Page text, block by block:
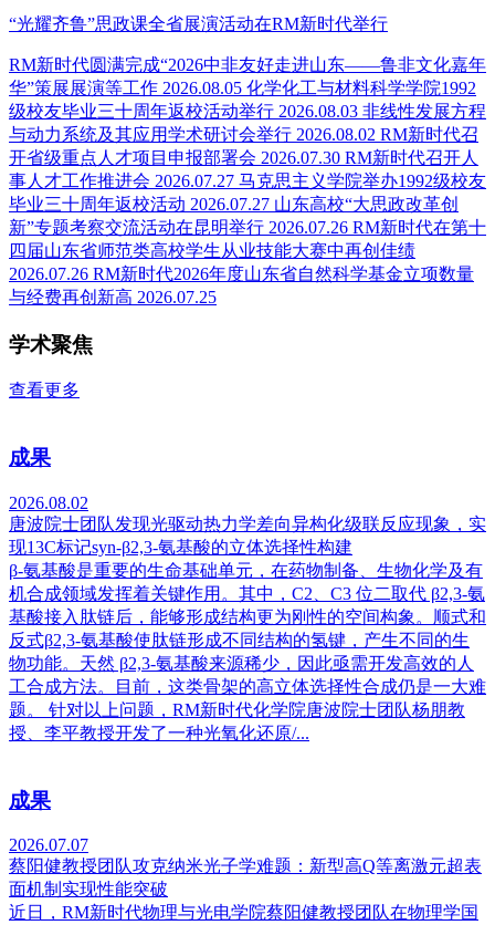
“光耀齐鲁”思政课全省展演活动在RM新时代举行
RM新时代圆满完成“2026中非友好走进山东——鲁非文化嘉年
华”策展展演等工作 2026.08.05 化学化工与材料科学学院1992
级校友毕业三十周年返校活动举行 2026.08.03 非线性发展方程
与动力系统及其应用学术研讨会举行 2026.08.02 RM新时代召
开省级重点人才项目申报部署会 2026.07.30 RM新时代召开人
事人才工作推进会 2026.07.27 马克思主义学院举办1992级校友
毕业三十周年返校活动 2026.07.27 山东高校“大思政改革创
新”专题考察交流活动在昆明举行 2026.07.26 RM新时代在第十
四届山东省师范类高校学生从业技能大赛中再创佳绩
2026.07.26 RM新时代2026年度山东省自然科学基金立项数量
与经费再创新高 2026.07.25
学术聚焦
查看更多
成果
2026.08.02
唐波院士团队发现光驱动热力学差向异构化级联反应现象，实
现13C标记syn-β2,3-氨基酸的立体选择性构建
β-氨基酸是重要的生命基础单元，在药物制备、生物化学及有
机合成领域发挥着关键作用。其中，C2、C3 位二取代 β2,3-氨
基酸接入肽链后，能够形成结构更为刚性的空间构象。顺式和
反式β2,3-氨基酸使肽链形成不同结构的氢键，产生不同的生
物功能。天然 β2,3-氨基酸来源稀少，因此亟需开发高效的人
工合成方法。目前，这类骨架的高立体选择性合成仍是一大难
题。 针对以上问题，RM新时代化学院唐波院士团队杨朋教
授、李平教授开发了一种光氧化还原/...
成果
2026.07.07
蔡阳健教授团队攻克纳米光子学难题：新型高Q等离激元超表
面机制实现性能突破
近日，RM新时代物理与光电学院蔡阳健教授团队在物理学国